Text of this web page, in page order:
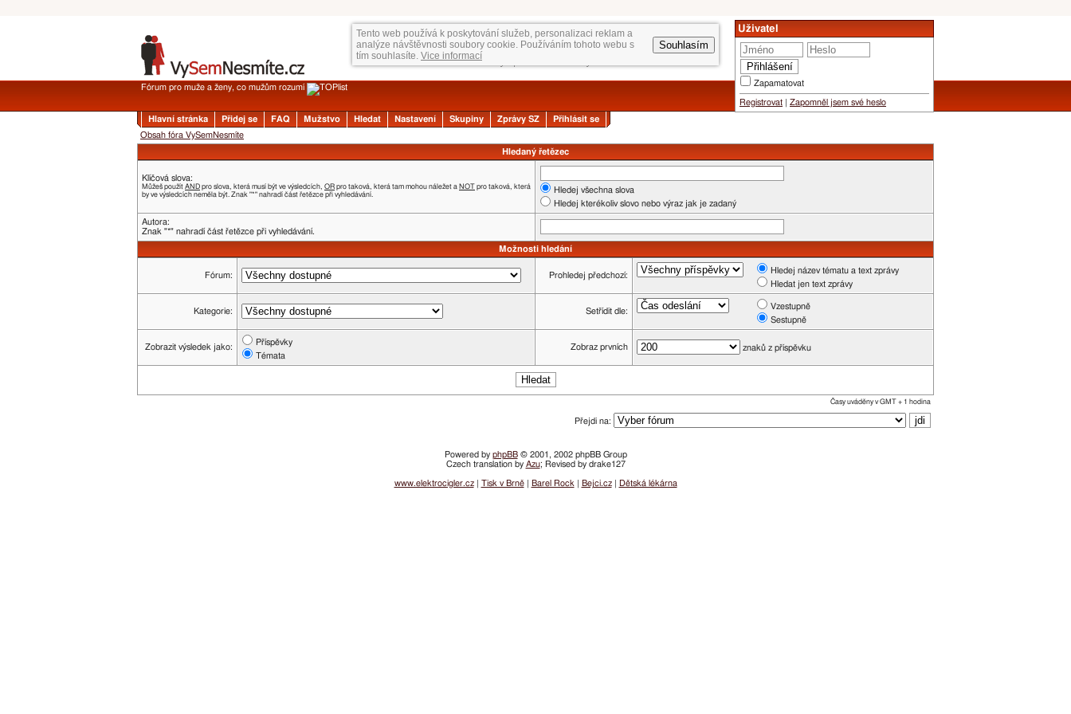
Tento web používá k poskytování služeb, personalizaci reklam a
analýze návštěvnosti soubory cookie. Používáním tohoto webu s
tím souhlasíte. Vice informací
Souhlasím
Uživatel
Zapamatovat
Registrovat Zapomněl jsem své heslo
Fórum pro muže a ženy, co mužům rozumí
Hlavní stránka Přidej se FAQ Mužstvo Hledat Nastavení Skupiny Zprávy SZ
Přihlásit se
Obsah fóra VySemNesmíte
Hledaný řetězec
Klíčová slova:
Můžeš použít AND pro slova, která musí být ve výsledcích, OR pro taková, která tam mohou náležet a NOT pro taková, která
by ve výsledcích neměla být. Znak "*" nahradí část řetězce při vyhledávání.
Hledej všechna slova
Hledej kterékoliv slovo nebo výraz jak je zadaný
Autora:
Znak "*" nahradí část řetězce při vyhledávání.
Možnosti hledání
Fórum: Prohledej předchozí:
Hledej název tématu a text zprávy
Hledat jen text zprávy
Kategorie: Setřídit dle:
Vzestupně
Sestupně
Zobrazit výsledek jako:
Příspěvky
Témata
Zobraz prvních znaků z příspěvku
Časy uváděny v GMT + 1 hodina
Přejdi na:
Powered by phpBB© 2001, 2002 phpBB Group
Czech translation by Azu; Revised by drake127
www.elektrocigler.cz| Tisk v Brně| Barel Rock Bejci.cz| Dětská lékárna